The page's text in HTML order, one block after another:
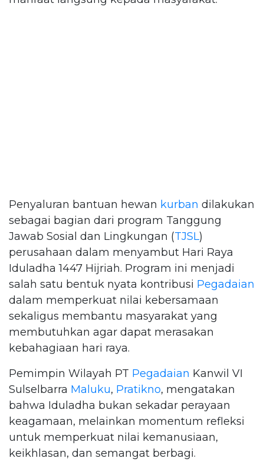
Penyaluran bantuan hewan kurban dilakukan
sebagai bagian dari program Tanggung
Jawab Sosial dan Lingkungan (TJSL)
perusahaan dalam menyambut Hari Raya
Iduladha 1447 Hijriah. Program ini menjadi
salah satu bentuk nyata kontribusi Pegadaian
dalam memperkuat nilai kebersamaan
sekaligus membantu masyarakat yang
membutuhkan agar dapat merasakan
kebahagiaan hari raya.
Pemimpin Wilayah PT Pegadaian Kanwil VI
Sulselbarra Maluku, Pratikno, mengatakan
bahwa Iduladha bukan sekadar perayaan
keagamaan, melainkan momentum refleksi
untuk memperkuat nilai kemanusiaan,
keikhlasan, dan semangat berbagi.